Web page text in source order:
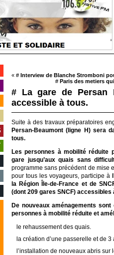
« # Interview de Blanche Stromboni
# Paris des metiers
# La gare de Persan
accessible à tous.
Suite à des travaux préparatoires
Persan-Beaumont (ligne H) sera
tous.
Les personnes à mobilité réduite
gare jusqu’aux quais sans
programme sans précédent de mise
pour tous les voyageurs, participe à
la Région Île-de-France et de
(dont 209 gares SNCF) accessibles
De nouveaux aménagements
personnes à mobilité réduite et
le rehaussement des quais.
la création d’une passerelle et de 3
l’installation de nouveaux abris sur